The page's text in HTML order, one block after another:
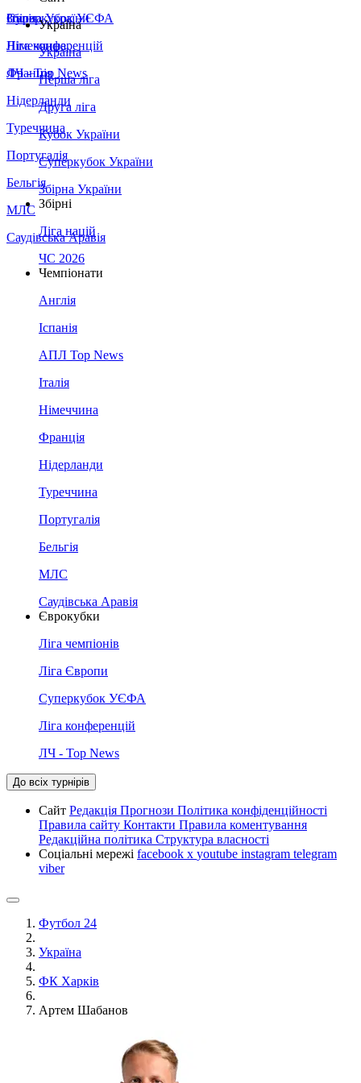
Збірна України
Італія
Німеччина
Франція
Нідерланди
Туреччина
Португалія
Бельгія
МЛС
Саудівська Аравія
Суперкубок УЄФА
Ліга конференцій
ЛЧ - Top News
Україна
Україна
Перша ліга
Друга ліга
Кубок України
Суперкубок України
Збірна України
Збірні
Ліга націй
ЧС 2026
Чемпіонати
Англія
Іспанія
АПЛ Top News
Італія
Німеччина
Франція
Нідерланди
Туреччина
Португалія
Бельгія
МЛС
Саудівська Аравія
Єврокубки
Ліга чемпіонів
Ліга Європи
Суперкубок УЄФА
Ліга конференцій
ЛЧ - Top News
До всіх турнірів
Сайт Редакція Прогнози Політика конфіденційності
Правила сайту Контакти Правила коментування
Редакційна політика Структура власності
Соціальні мережі facebook x youtube instagram telegram
viber
Футбол 24
Україна
ФК Харків
Артем Шабанов